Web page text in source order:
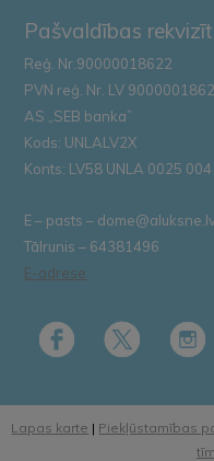
Pašvaldības
Reģ. Nr.90000018622
PVN reģ. Nr. LV
AS „SEB banka”
Kods: UNLALV2X
Konts: LV58 UNLA 0025
E – pasts –
Tālrunis – 64381496
E-adrese
Lapas karte | Piekļūstamības